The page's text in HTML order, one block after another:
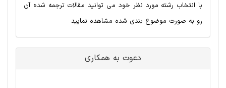
با انتخاب رشته مورد نظر خود می توانید مقالات ترجمه شده آن
رو به صورت موضوع بندی شده مشاهده نمایید
دعوت به همکاری